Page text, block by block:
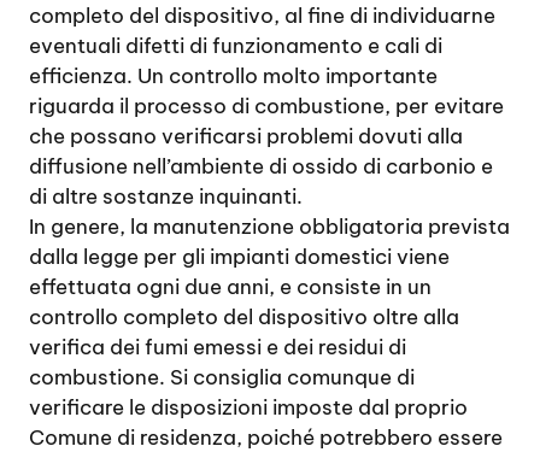
completo del dispositivo, al fine di individuarne
eventuali difetti di funzionamento e cali di
efficienza. Un controllo molto importante
riguarda il processo di combustione, per evitare
che possano verificarsi problemi dovuti alla
diffusione nell’ambiente di ossido di carbonio e
di altre sostanze inquinanti.
In genere, la manutenzione obbligatoria prevista
dalla legge per gli impianti domestici viene
effettuata ogni due anni, e consiste in un
controllo completo del dispositivo oltre alla
verifica dei fumi emessi e dei residui di
combustione. Si consiglia comunque di
verificare le disposizioni imposte dal proprio
Comune di residenza, poiché potrebbero essere